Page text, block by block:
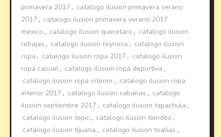
primavera 2017 , catalogo ilusion primavera verano
2017 , catalogo ilusion primavera verano 2017
mexico , catalogo ilusion queretaro , catalogo ilusion
rebajas , catalogo ilusion reynosa , catalogo ilusion
ropa , catalogo ilusion ropa 2017 , catalogo ilusion
ropa casual , catalogo ilusion ropa deportiva ,
catalogo ilusion ropa interior , catalogo ilusion ropa
interior 2017 , catalogo ilusion sabanas , catalogo
ilusion septiembre 2017 , catalogo ilusion tapachula ,
catalogo ilusion tepic , catalogo ilusion tiendeo ,
catalogo ilusion tijuana , catalogo ilusion toallas ,